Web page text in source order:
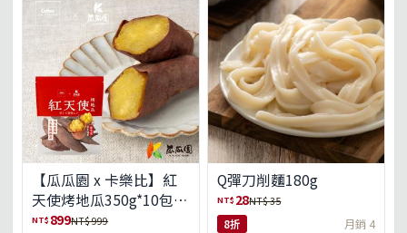
【瓜瓜園 x 卡樂比】紅
天使烤地瓜350g*10包
(免運組)
NT$ 899NT$ 999
Q彈刀削麵180g
NT$ 28NT$ 35
8折 月銷 4